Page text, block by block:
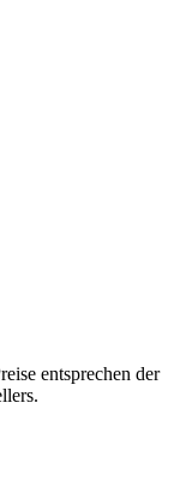
entsprechen der